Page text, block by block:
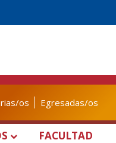
os Egresadas/os
FACULTAD